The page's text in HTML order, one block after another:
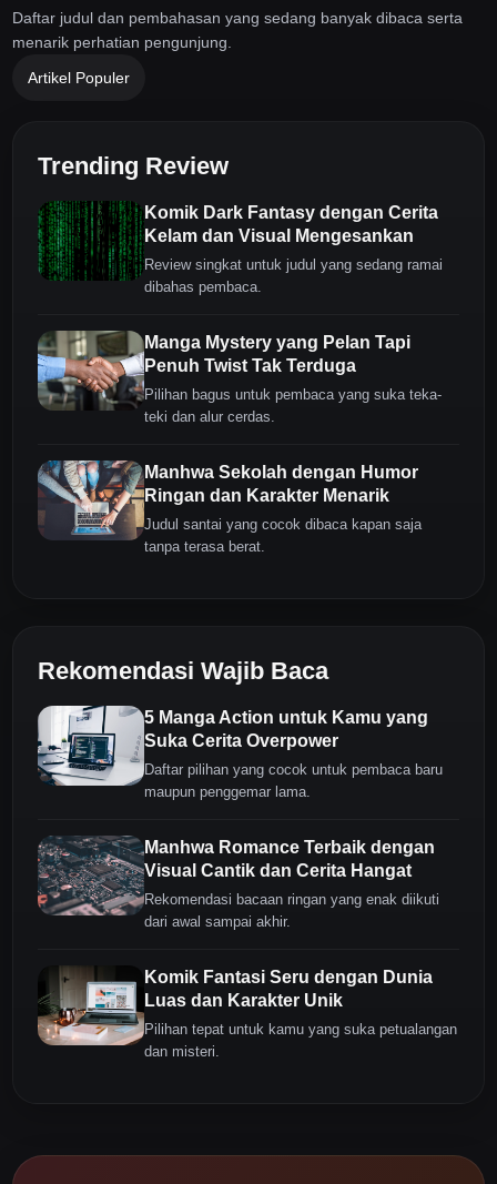
Daftar judul dan pembahasan yang sedang banyak dibaca serta
menarik perhatian pengunjung.
Artikel Populer
Trending Review
Komik Dark Fantasy dengan Cerita
Kelam dan Visual Mengesankan
Review singkat untuk judul yang sedang ramai
dibahas pembaca.
Manga Mystery yang Pelan Tapi
Penuh Twist Tak Terduga
Pilihan bagus untuk pembaca yang suka teka-
teki dan alur cerdas.
Manhwa Sekolah dengan Humor
Ringan dan Karakter Menarik
Judul santai yang cocok dibaca kapan saja
tanpa terasa berat.
Rekomendasi Wajib Baca
5 Manga Action untuk Kamu yang
Suka Cerita Overpower
Daftar pilihan yang cocok untuk pembaca baru
maupun penggemar lama.
Manhwa Romance Terbaik dengan
Visual Cantik dan Cerita Hangat
Rekomendasi bacaan ringan yang enak diikuti
dari awal sampai akhir.
Komik Fantasi Seru dengan Dunia
Luas dan Karakter Unik
Pilihan tepat untuk kamu yang suka petualangan
dan misteri.